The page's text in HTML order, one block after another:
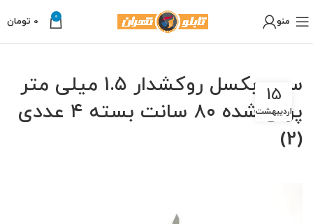
منو 0
0 تومان
سیم بکسل روکشدار ۱.۵ میلی متر
پرس شده ۸۰ سانت بسته ۴ عددی
(2)
15
اردیبهشت